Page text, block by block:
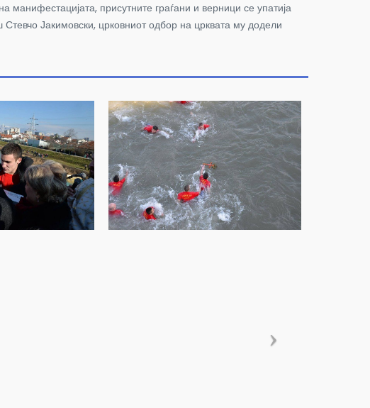
манифестацијата, присутните граѓани и верници се упатија
Јакимовски, црковниот одбор на црквата му додели